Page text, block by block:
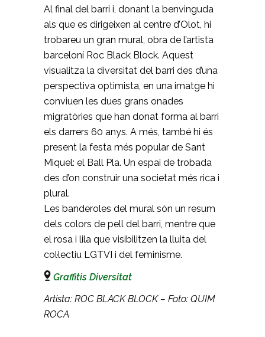
Al final del barri i, donant la benvinguda
als que es dirigeixen al centre d’Olot, hi
trobareu un gran mural, obra de l’artista
barceloní Roc Black Block. Aquest
visualitza la diversitat del barri des d’una
perspectiva optimista, en una imatge hi
conviuen les dues grans onades
migratòries que han donat forma al barri
els darrers 60 anys. A més, també hi és
present la festa més popular de Sant
Miquel: el Ball Pla. Un espai de trobada
des d’on construir una societat més rica i
plural.
Les banderoles del mural són un resum
dels colors de pell del barri, mentre que
el rosa i lila que visibilitzen la lluita del
col·lectiu LGTVI i del feminisme.
Graffitis Diversitat
Artista: ROC BLACK BLOCK – Foto: QUIM
ROCA